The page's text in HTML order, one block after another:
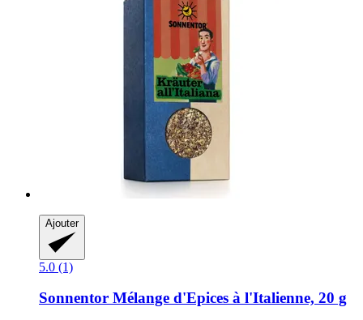
Ajouter
5.0 (1)
Sonnentor Mélange d'Epices à l'Italienne, 20 g